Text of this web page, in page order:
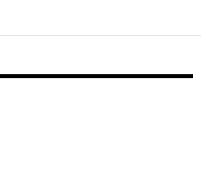
e
dI
d e